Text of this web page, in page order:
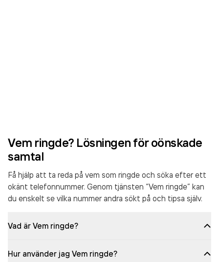
Vem ringde? Lösningen för oönskade
samtal
Få hjälp att ta reda på vem som ringde och söka efter ett
okänt telefonnummer. Genom tjänsten “Vem ringde” kan
du enskelt se vilka nummer andra sökt på och tipsa själv.
Vad är Vem ringde?
Hur använder jag Vem ringde?